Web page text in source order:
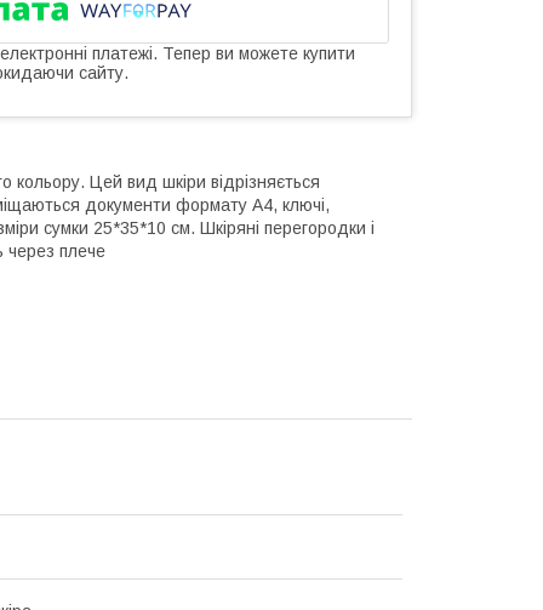
платежі. Тепер ви можете купити
сайту.
кольору. Цей вид шкіри відрізняється
документи формату А4, ключі,
сумки 25*35*10 см. Шкіряні перегородки і
через плече